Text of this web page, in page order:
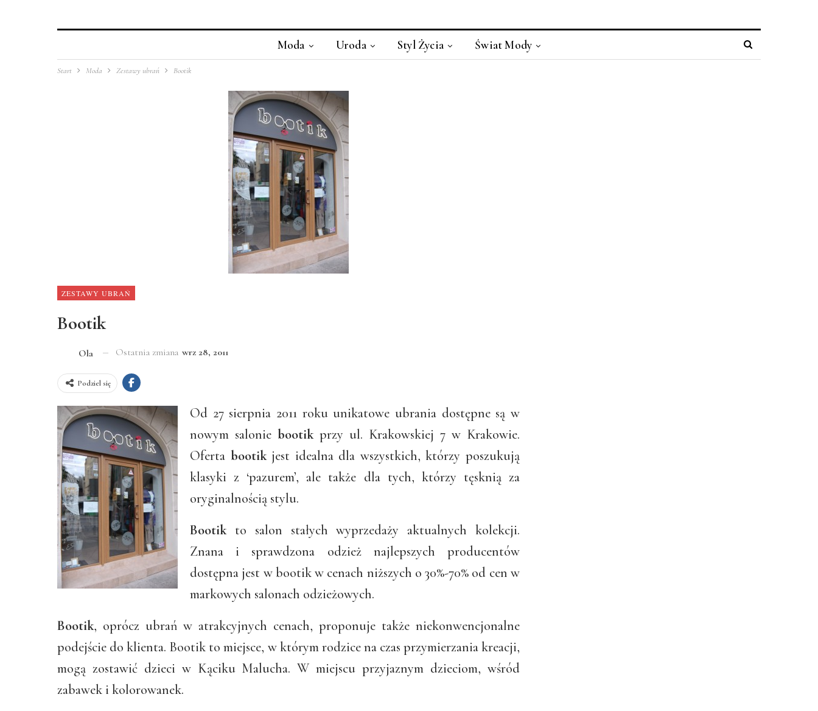
Moda Uroda Styl Życia Świat Mody
Start Moda Zestawy ubrań Bootik
ZESTAWY UBRAŃ
Bootik
Ola Ostatnia zmiana wrz 28, 2011
Podziel się
Od 27 sierpnia 2011 roku unikatowe ubrania dostępne są w
nowym salonie bootikprzy ul. Krakowskiej 7 w Krakowie.
Oferta bootikjest idealna dla wszystkich, którzy poszukują
klasyki z ‘pazurem’, ale także dla tych, którzy tęsknią za
oryginalnością stylu.
Bootik to salon stałych wyprzedaży aktualnych kolekcji.
Znana i sprawdzona odzież najlepszych producentów
dostępna jest w bootik w cenach niższych o 30%-70% od cen w
markowych salonach odzieżowych.
Bootik, oprócz ubrań w atrakcyjnych cenach, proponuje także niekonwencjonalne
podejście do klienta. Bootik to miejsce, w którym rodzice na czas przymierzania kreacji,
mogą zostawić dzieci w Kąciku Malucha. W miejscu przyjaznym dzieciom, wśród
zabawek i kolorowanek.